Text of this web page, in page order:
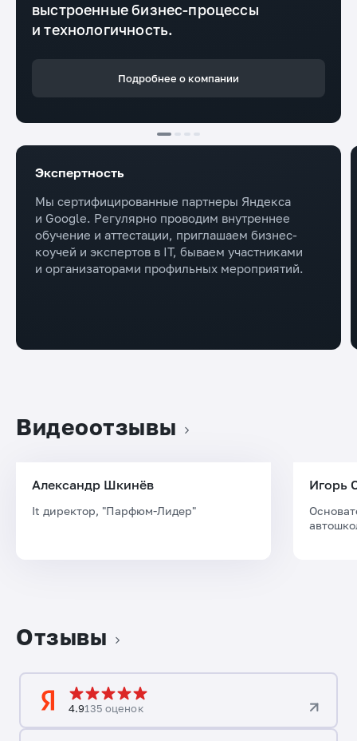
выстроенные бизнес-процессы
и технологичность.
Подробнее о компании
Экспертность
Мы сертифицированные партнеры Яндекса
и Google. Регулярно проводим внутреннее
обучение и аттестации, приглашаем бизнес-
коучей и экспертов в IT, бываем участниками
и организаторами профильных мероприятий.
Видеоотзывы
Александр Шкинёв
It директор, "Парфюм-Лидер"
Игорь
Отзывы
4.9135 оценок